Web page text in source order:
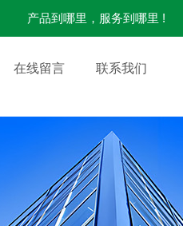
产品到哪里，服务到哪里 !
在线留言 联系我们